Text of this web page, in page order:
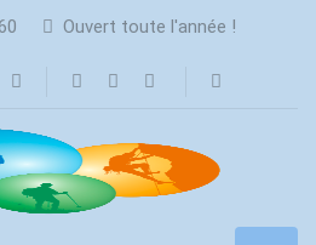
Ouvert toute l'année !